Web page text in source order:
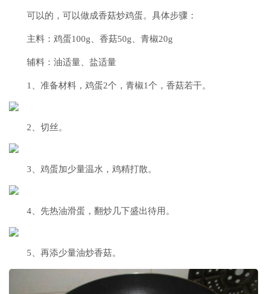
可以的，可以做成香菇炒鸡蛋。具体步骤：
主料：鸡蛋100g、香菇50g、青椒20g
辅料：油适量、盐适量
1、准备材料，鸡蛋2个，青椒1个，香菇若干。
2、切丝。
3、鸡蛋加少量温水，鸡精打散。
4、先热油滑蛋，翻炒几下盛出待用。
5、再添少量油炒香菇。